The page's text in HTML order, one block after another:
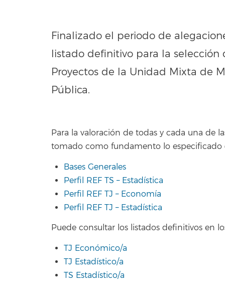
Finalizado el periodo de
listado definitivo para la selección
Proyectos de la Unidad Mixta de
Pública.
Para la valoración de todas y cada una de
tomado como fundamento lo especificado
Bases Generales
Perfil REF TS – Estadística
Perfil REF TJ – Economía
Perfil REF TJ – Estadística
Puede consultar los listados definitivos en
TJ Económico/a
TJ Estadístico/a
TS Estadístico/a